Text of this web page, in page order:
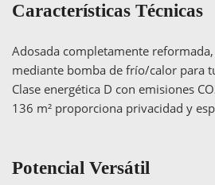
Características Técnicas
Adosada completamente
mediante bomba de frío/calor para
Clase energética D con emisiones
136 m² proporciona privacidad y
Potencial Versátil